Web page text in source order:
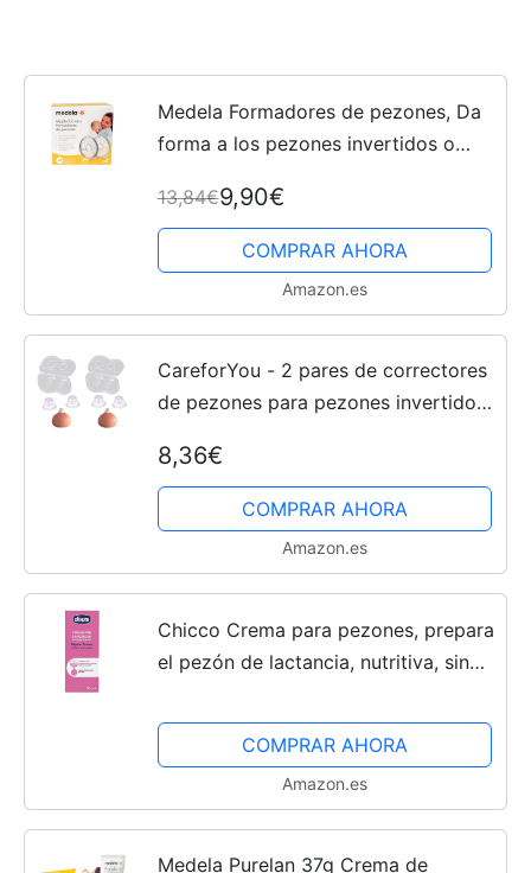
Medela Formadores de pezones, Da
forma a los pezones invertidos o
BPA, talla única, paquete de 2
13,84€9,90€
COMPRAR AHORA
Amazon.es
CareforYou - 2 pares de correctores
de pezones para pezones invertidos
transparente
8,36€
COMPRAR AHORA
Amazon.es
Chicco Crema para pezones, prepara
el pezón de lactancia, nutritiva, sin
mancha los tejidos
COMPRAR AHORA
Amazon.es
Medela Purelan 37g Crema de